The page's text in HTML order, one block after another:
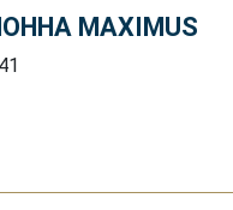
MAXIMUS